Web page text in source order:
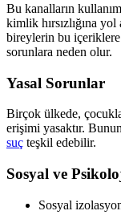
Bu kanalların
kimlik hırsızlığına
bireylerin bu
sorunlara neden olur.
Yasal Sorunlar
Birçok ülkede,
erişimi yasaktır.
suç teşkil edebilir.
Sosyal ve
Sosyal